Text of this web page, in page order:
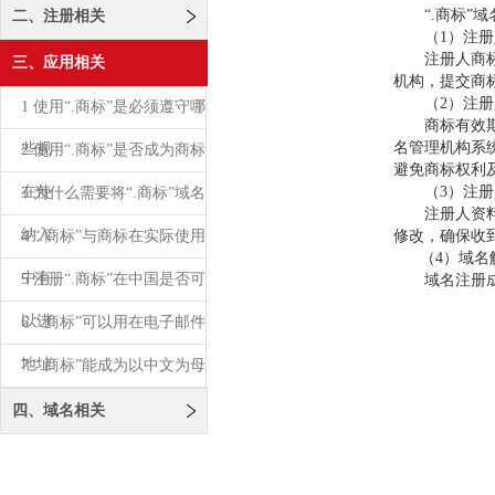
二、注册相关
三、应用相关
1 使用“.商标”是必须遵守哪
些规
2 使用“.商标”是否成为商标
在使
3 为什么需要将“.商标”域名
纳入
4 “.商标”与商标在实际使用
中有
5 注册“.商标”在中国是否可
以进
6 “.商标”可以用在电子邮件
地址
7 “.商标”能成为以中文为母
语的
四、域名相关
“.商标”域名
（1）注册
注册人商标
机构，提交商
（2）注册
商标有效期
名管理机构系
避免商标权利
（3）注册
注册人资料
修改，确保收
（4）域名
域名注册成